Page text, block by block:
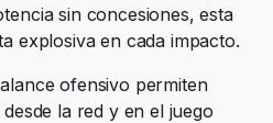
sin concesiones, esta
explosiva en cada impacto.
ofensivo permiten
la red y en el juego